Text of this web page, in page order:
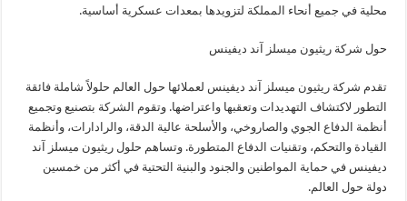
محلية في جميع أنحاء المملكة لتزويدها بمعدات عسكرية أساسية.
حول شركة ريثيون ميسلز آند ديفينس
تقدم شركة ريثيون ميسلز آند ديفينس لعملائها حول العالم حلولاً شاملة فائقة
التطور لاكتشاف التهديدات وتعقبها واعتراضها. وتقوم الشركة بتصنيع وتجميع
أنظمة الدفاع الجوي والصاروخي، والأسلحة عالية الدقة، والرادارات، وأنظمة
القيادة والتحكم، وتقنيات الدفاع المتطورة. وتساهم حلول ريثيون ميسلز آند
ديفينس في حماية المواطنين والجنود والبنية التحتية في أكثر من خمسين
دولة حول العالم.